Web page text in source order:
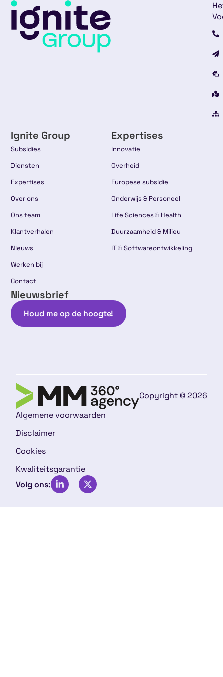
Ignite Group
Subsidies
Diensten
Expertises
Over ons
Ons team
Klantverhalen
Nieuws
Werken bij
Contact
Expertises
Innovatie
Overheid
Europese subsidie
Onderwijs & Personeel
Life Sciences & Health
Duurzaamheid & Milieu
IT & Softwareontwikkeling
Nieuwsbrief
Houd me op de hoogte!
Copyright © 2026
Algemene voorwaarden
Disclaimer
Cookies
Kwaliteitsgarantie
Volg ons: